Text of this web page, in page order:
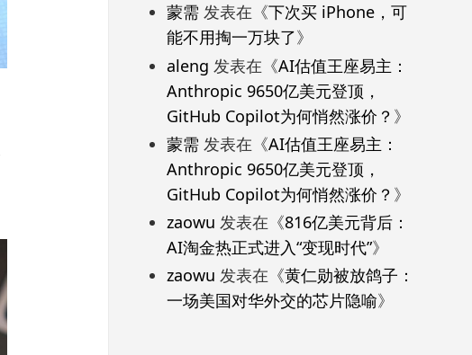
蒙需发表在《下次买 iPhone，可
能不用掏一万块了》
aleng 发表在《AI估值王座易主：
Anthropic 9650亿美元登顶，
GitHub Copilot为何悄然涨价？ 》
蒙需发表在《AI估值王座易主：
Anthropic 9650亿美元登顶，
GitHub Copilot为何悄然涨价？ 》
zaowu 发表在《816亿美元背后：
AI淘金热正式进入“变现时代”》
zaowu 发表在《黄仁勋被放鸽子：
一场美国对华外交的芯片隐喻》